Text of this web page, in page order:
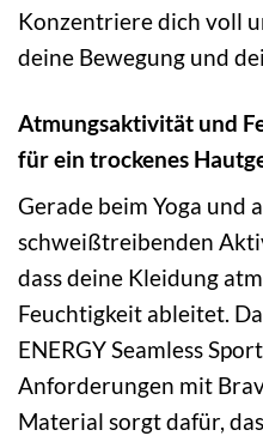
Konzentriere dich voll
deine Bewegung und
Atmungsaktivität und
für ein trockenes
Gerade beim Yoga und
schweißtreibenden
dass deine Kleidung
Feuchtigkeit ableitet.
ENERGY Seamless
Anforderungen mit
Material sorgt dafür,